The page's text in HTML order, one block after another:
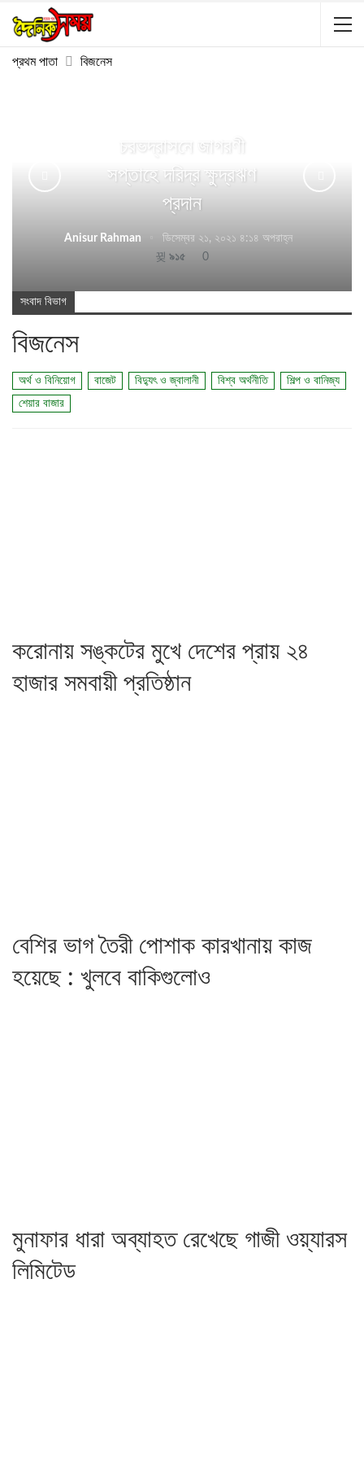
প্রথম পাতা বিজনেস
চরভদ্রাসনে জাগরণী
সপ্তাহে দরিদ্র ক্ষুদ্রঋণ
প্রদান
Anisur Rahman
ডিসেম্বর ২১, ২০২১ ৪:১৪ অপরাহ্ন
৯১৫
0
সংবাদ বিভাগ
বিজনেস
অর্থ ও বিনিয়োগ বাজেট বিদ্যুৎ ও জ্বালানী বিশ্ব অর্থনীতি
শিল্প ও বানিজ্য
শেয়ার বাজার
করোনায় সঙ্কটের মুখে দেশের প্রায় ২৪
হাজার সমবায়ী প্রতিষ্ঠান
বেশির ভাগ তৈরী পোশাক কারখানায় কাজ
হয়েছে : খুলবে বাকিগুলোও
মুনাফার ধারা অব্যাহত রেখেছে গাজী ওয়্যারস
লিমিটেড